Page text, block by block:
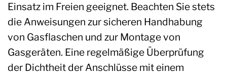
Einsatz im Freien geeignet. Beachten Sie stets
die Anweisungen zur sicheren Handhabung
von Gasflaschen und zur Montage von
Gasgeräten. Eine regelmäßige Überprüfung
der Dichtheit der Anschlüsse mit einem